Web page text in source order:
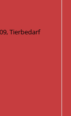
Tierbedarf